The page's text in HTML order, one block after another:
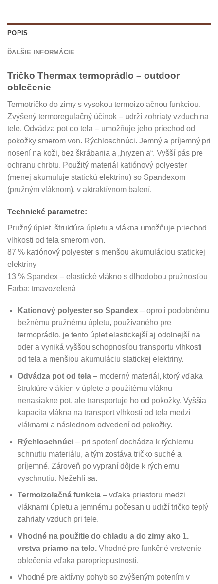
POPIS
ĎALŠIE INFORMÁCIE
Tričko Thermax termoprádlo – outdoor
oblečenie
Termotričko do zimy s vysokou termoizolačnou funkciou.
Zvýšený termoregulačný účinok – udrží zohriaty vzduch na
tele. Odvádza pot do tela – umožňuje jeho priechod od
pokožky smerom von. Rýchloschnúci. Jemný a príjemný pri
nosení na koži, bez škrábania a „hryzenia“. Vyšší pás pre
ochranu chrbtu. Použitý materiál katiónový polyester
(menej akumuluje statickú elektrinu) so Spandexom
(pružným vláknom), v aktraktívnom balení.
Technické parametre:
Pružný úplet, štruktúra úpletu a vlákna umožňuje priechod
vlhkosti od tela smerom von.
87 % katiónový polyester s menšou akumuláciou statickej
elektriny
13 % Spandex – elastické vlákno s dlhodobou pružnosťou
Farba: tmavozelená
Kationový polyester so Spandex– oproti podobnému
bežnému pružnému úpletu, používaného pre
termoprádlo, je tento úplet elastickejší aj odolnejší na
oder a vyniká vyššou schopnosťou transportu vlhkosti
od tela a menšiou akumuláciu statickej elektriny.
Odvádza pot od tela– moderný materiál, ktorý vďaka
štruktúre vlákien v úplete a použitému vláknu
nenasiakne pot, ale transportuje ho od pokožky. Vyššia
kapacita vlákna na transport vlhkosti od tela medzi
vláknami a následnom odvedení od pokožky.
Rýchloschnúci– pri spotení dochádza k rýchlemu
schnutiu materiálu, a tým zostáva tričko suché a
príjemné. Zároveň po vypraní dôjde k rýchlemu
vyschnutiu. Nežehlí sa.
Termoizolačná funkcia– vďaka priestoru medzi
vláknami úpletu a jemnému počesaniu udrží tričko teplý
zahriaty vzduch pri tele.
Vhodné na použitie do chladu a do zimy ako 1.
vrstva priamo na telo.Vhodné pre funkčné vrstvenie
oblečenia vďaka paropriepustnosti.
Vhodné pre aktívny pohyb so zvýšeným potením v